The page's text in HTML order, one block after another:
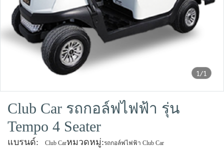
1/1
Club Car รถกอล์ฟไฟฟ้า รุ่น
Tempo 4 Seater
แบรนด์: Club Carหมวดหมู่:รถกอล์ฟไฟฟ้า Club Car